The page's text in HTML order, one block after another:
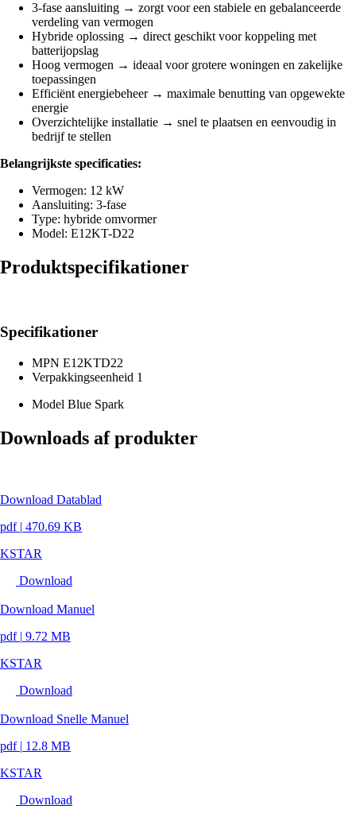
3‑fase aansluiting → zorgt voor een stabiele en gebalanceerde
verdeling van vermogen
Hybride oplossing → direct geschikt voor koppeling met
batterijopslag
Hoog vermogen → ideaal voor grotere woningen en zakelijke
toepassingen
Efficiënt energiebeheer → maximale benutting van opgewekte
energie
Overzichtelijke installatie → snel te plaatsen en eenvoudig in
bedrijf te stellen
Belangrijkste specificaties:
Vermogen: 12 kW
Aansluiting: 3‑fase
Type: hybride omvormer
Model: E12KT-D22
Produktspecifikationer
Specifikationer
MPN E12KTD22
Verpakkingseenheid 1
Model Blue Spark
Downloads af produkter
Download Datablad
pdf | 470.69 KB
KSTAR
Download
Download Manuel
pdf | 9.72 MB
KSTAR
Download
Download Snelle Manuel
pdf | 12.8 MB
KSTAR
Download